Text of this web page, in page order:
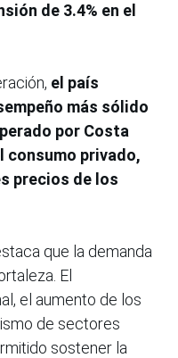
de 3.4% en el
el país
más sólido
por Costa
consumo privado,
precios de los
que la demanda
El
el aumento de los
de sectores
sostener la